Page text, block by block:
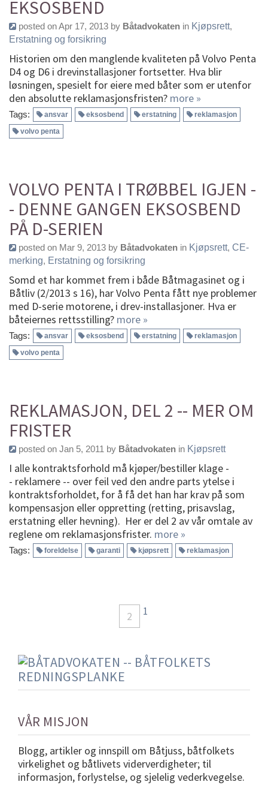
EKSOSBEND
posted on Apr 17, 2013 by Båtadvokaten in Kjøpsrett,
Erstatning og forsikring
Historien om den manglende kvaliteten på Volvo Penta
D4 og D6 i drevinstallasjoner fortsetter. Hva blir
løsningen, spesielt for eiere med båter som er utenfor
den absolutte reklamasjonsfristen? more »
Tags: ansvar eksosbend erstatning
reklamasjon
volvo penta
VOLVO PENTA I TRØBBEL IGJEN -
- DENNE GANGEN EKSOSBEND
PÅ D-SERIEN
posted on Mar 9, 2013 by Båtadvokaten in Kjøpsrett, CE-
merking, Erstatning og forsikring
Somd et har kommet frem i både Båtmagasinet og i
Båtliv (2/2013 s 16), har Volvo Penta fått nye problemer
med D-serie motorene, i drev-installasjoner. Hva er
båteiernes rettsstilling? more »
Tags: ansvar eksosbend erstatning
reklamasjon
volvo penta
REKLAMASJON, DEL 2 -- MER OM
FRISTER
posted on Jan 5, 2011 by Båtadvokaten in Kjøpsrett
I alle kontraktsforhold må kjøper/bestiller klage -
- reklamere -- over feil ved den andre parts ytelse i
kontraktsforholdet, for å få det han har krav på som
kompensasjon eller oppretting (retting, prisavslag,
erstatning eller hevning). Her er del 2 av vår omtale av
reglene om reklamasjonsfrister. more »
Tags: foreldelse garanti kjøpsrett reklamasjon
1
2
VÅR MISJON
Blogg, artikler og innspill om Båtjuss, båtfolkets
virkelighet og båtlivets viderverdigheter; til
informasjon, forlystelse, og sjelelig vederkvegelse.